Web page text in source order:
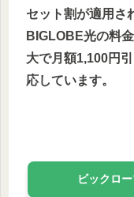
セット割が適用さ
BIGLOBE光の料
大で月額1,100円
応しています。
ビックロ